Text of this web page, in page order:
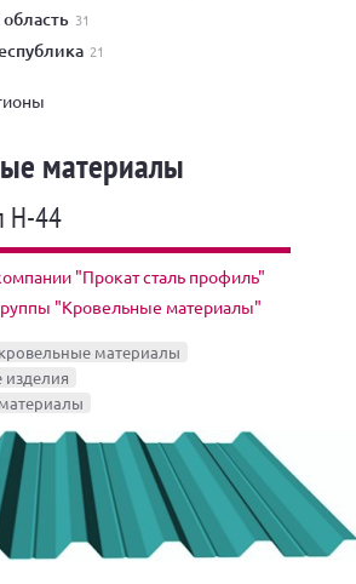
область 31
21
материалы
H-44
"Прокат сталь профиль"
"Кровельные материалы"
кровельные материалы
изделия